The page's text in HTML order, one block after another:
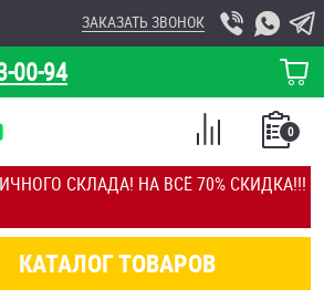
СКЛАДА! НА ВСЁ 70% СКИДКА!!!
00-94
ЗАКАЗАТЬ ЗВОНОК
КОРЗИНА
КАТАЛОГ ТОВАРОВ
0
СПИСОК
СРАВНЕНИЕ